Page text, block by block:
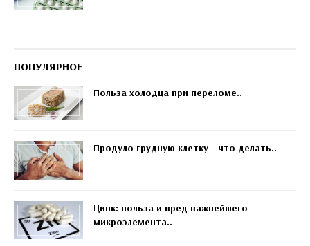
ПОПУЛЯРНОЕ
Польза холодца при переломе..
Продуло грудную клетку - что делать..
Цинк: польза и вред важнейшего
микроэлемента..